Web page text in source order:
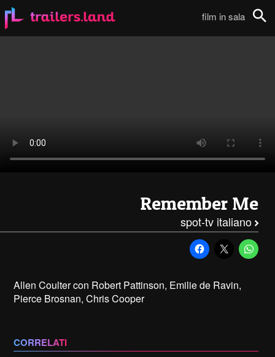
film in sala
Remember Me
spot-tv italiano
Allen Coulter con Robert Pattinson, Emilie de Ravin,
Pierce Brosnan, Chris Cooper
CORRELATI